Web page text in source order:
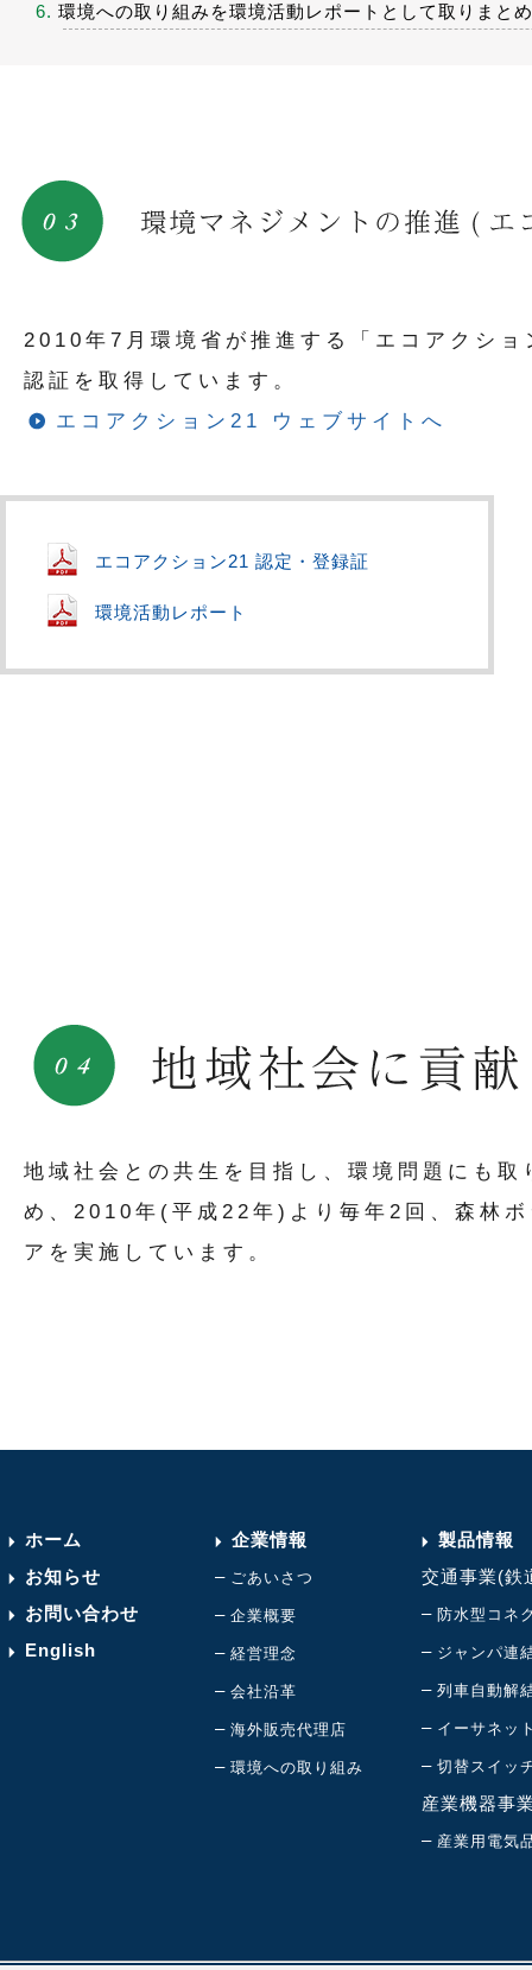
6. 環境への取り組みを環境活動レポートとして取りまと
2010年7月環境省が推進する「エコアクシ
認証を取得しています。
エコアクション21 ウェブサイトへ
エコアクション21 認定・登録証
環境活動レポート
地域社会との共生を目指し、環境問題にも取
め、2010年(平成22年)より毎年2回、森林
アを実施しています。
ホーム
お知らせ
お問い合わせ
English
企業情報
– ごあいさつ
– 企業概要
– 経営理念
– 会社沿革
– 海外販売代理店
– 環境への取り組み
製品情報
交通事業(鉄
– 防水型コネ
– ジャンパ連
– 列車自動解
– イーサネッ
– 切替スイッ
産業機器事
– 産業用電気